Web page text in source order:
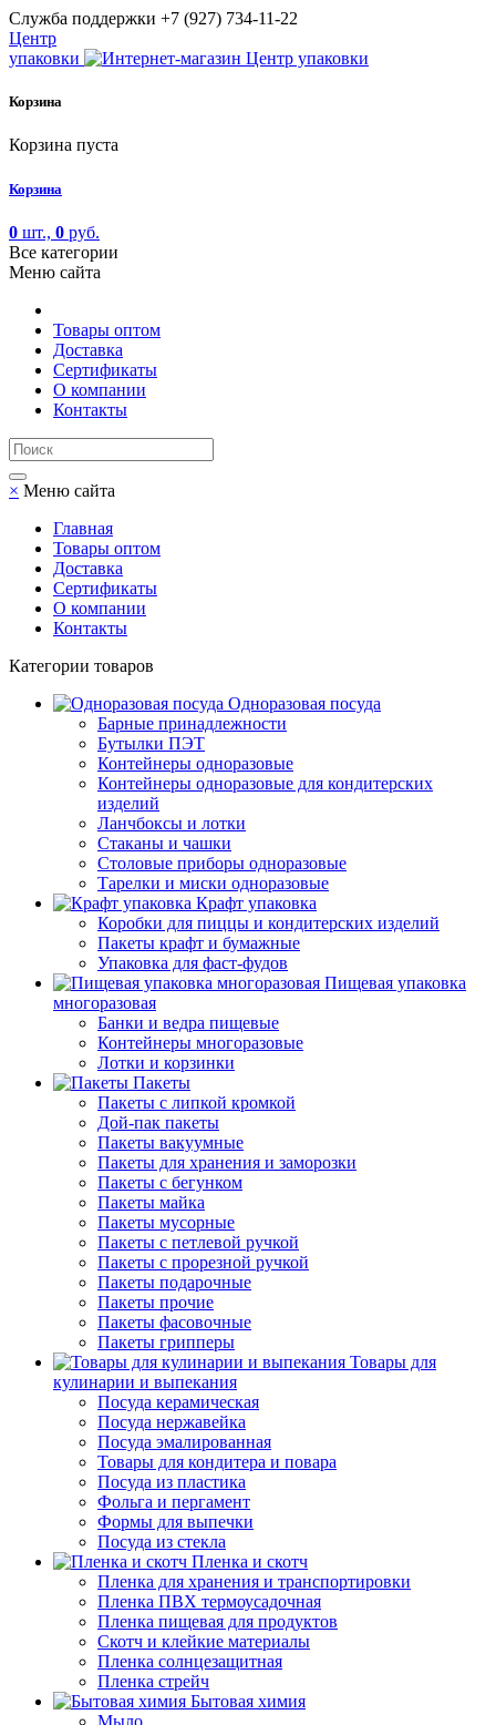
Cлужба поддержки +7 (927) 734-11-22
Центр
упаковки
Корзина
Корзина пуста
Корзина
0 шт., 0 руб.
Все категории
Меню сайта
Товары оптом
Доставка
Сертификаты
О компании
Контакты
× Меню сайта
Главная
Товары оптом
Доставка
Сертификаты
О компании
Контакты
Категории товаров
Одноразовая посуда
Барные принадлежности
Бутылки ПЭТ
Контейнеры одноразовые
Контейнеры одноразовые для кондитерских
изделий
Ланчбоксы и лотки
Стаканы и чашки
Столовые приборы одноразовые
Тарелки и миски одноразовые
Крафт упаковка
Коробки для пиццы и кондитерских изделий
Пакеты крафт и бумажные
Упаковка для фаст-фудов
Пищевая упаковка
многоразовая
Банки и ведра пищевые
Контейнеры многоразовые
Лотки и корзинки
Пакеты
Пакеты с липкой кромкой
Дой-пак пакеты
Пакеты вакуумные
Пакеты для хранения и заморозки
Пакеты с бегунком
Пакеты майка
Пакеты мусорные
Пакеты с петлевой ручкой
Пакеты с прорезной ручкой
Пакеты подарочные
Пакеты прочие
Пакеты фасовочные
Пакеты грипперы
Товары для
кулинарии и выпекания
Посуда керамическая
Посуда нержавейка
Посуда эмалированная
Товары для кондитера и повара
Посуда из пластика
Фольга и пергамент
Формы для выпечки
Посуда из стекла
Пленка и скотч
Пленка для хранения и транспортировки
Пленка ПВХ термоусадочная
Пленка пищевая для продуктов
Скотч и клейкие материалы
Пленка солнцезащитная
Пленка стрейч
Бытовая химия
Мыло